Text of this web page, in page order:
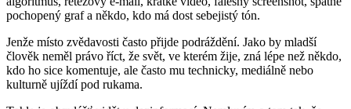
pochopený graf a někdo, kdo má dost sebejistý tón.
Jenže místo zvědavosti často přijde podráždění. Jako by mladší
člověk neměl právo říct, že svět, ve kterém žije, zná lépe než někdo,
kdo ho sice komentuje, ale často mu technicky, mediálně nebo
kulturně ujíždí pod rukama.